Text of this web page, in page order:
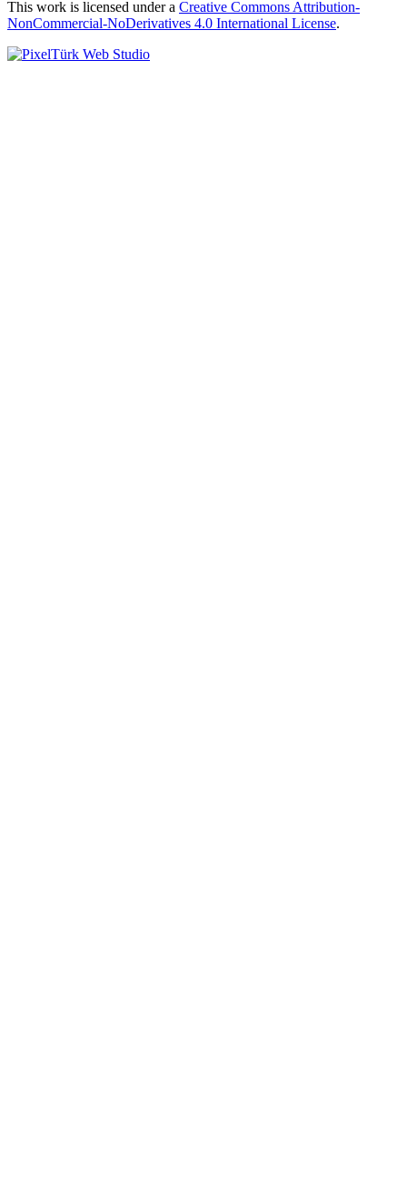
This work is licensed under a Creative Commons Attribution-
NonCommercial-NoDerivatives 4.0 International License.